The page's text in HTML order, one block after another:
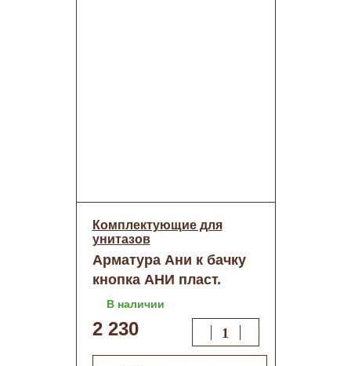
Комплектующие для
унитазов
Арматура Ани к бачку
кнопка АНИ пласт.
хром нижн.подв.
WC8520C (520507)
В наличии
2 230